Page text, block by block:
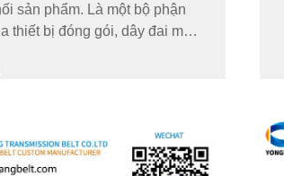
sản phẩm. Là một bộ phận
thiết bị đóng gói, dây đai máy
máy đóng gói đứng.